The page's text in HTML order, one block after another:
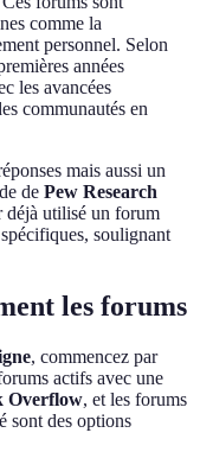
comme la
personnel. Selon
années
les avancées
communautés en
mais aussi un
de Pew Research
déjà utilisé un forum
soulignant
les forums
, commencez par
actifs avec une
Overflow, et les forums
sont des options